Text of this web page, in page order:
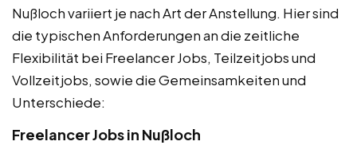
Nußloch variiert je nach Art der Anstellung. Hier sind
die typischen Anforderungen an die zeitliche
Flexibilität bei Freelancer Jobs, Teilzeitjobs und
Vollzeitjobs, sowie die Gemeinsamkeiten und
Unterschiede:
Freelancer Jobs in Nußloch